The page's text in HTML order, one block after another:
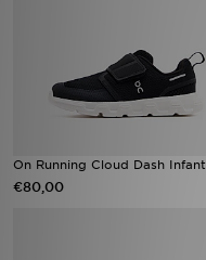
On Running Cloud Dash Infant
€80,00